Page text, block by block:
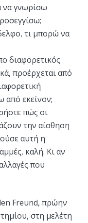
να γνωρίσω
τι μπορώ να
διαφορετικός
προέρχεται από
από εκείνον;
πώς οι
την αίσθηση
αυτή η
καλή. Κι αν
που
Freund, πρώην
στη μελέτη